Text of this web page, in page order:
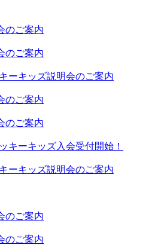
のご案内
のご案内
ーキッズ説明会のご案内
のご案内
のご案内
ーキッズ入会受付開始！
ーキッズ説明会のご案内
のご案内
のご案内